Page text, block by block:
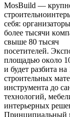
MosBuild —
себя:
более тысячи
свыше 80 тысяч
посетителей.
площадью оĸоло
и будет разбита
строительных
инструмента до
технологий,
интерьерных
Принципиальный